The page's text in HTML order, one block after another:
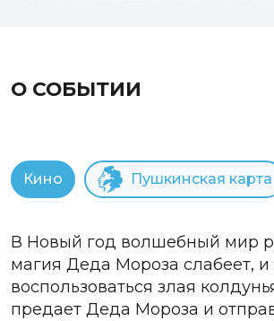
О СОБЫТИИ
Кино Пушкинская карта
В Новый год волшебный мир
магия Деда Мороза слабеет,
воспользоваться злая
предает Деда Мороза и